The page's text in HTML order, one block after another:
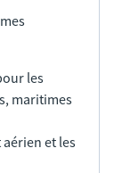
les
maritimes
et les